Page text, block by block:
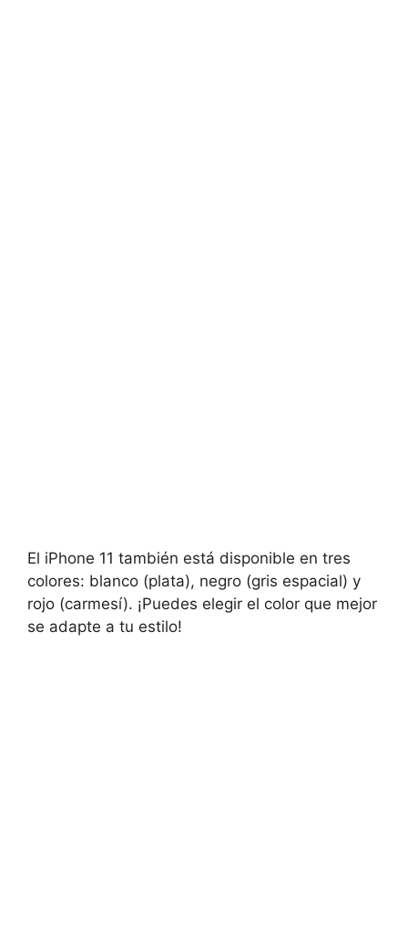
El iPhone 11 también está disponible en tres
colores: blanco (plata), negro (gris espacial) y
rojo (carmesí). ¡Puedes elegir el color que mejor
se adapte a tu estilo!